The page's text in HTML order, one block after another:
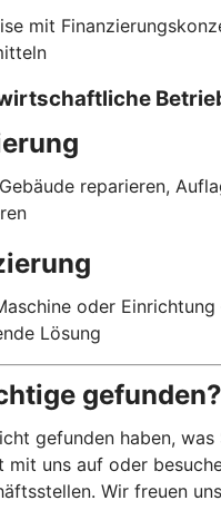
mit
reparieren,
oder
Lösung
gefunden?
gefunden haben, was
mit uns auf oder
Wir freuen